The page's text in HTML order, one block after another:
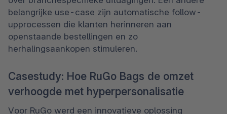
belangrijke use-case zijn automatische follow-
upprocessen die klanten herinneren aan
openstaande bestellingen en zo
herhalingsaankopen stimuleren.
Casestudy: Hoe RuGo Bags de omzet
verhoogde met hyperpersonalisatie
Voor RuGo werd een innovatieve oplossing